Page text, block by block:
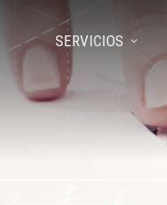
SERVICIOS